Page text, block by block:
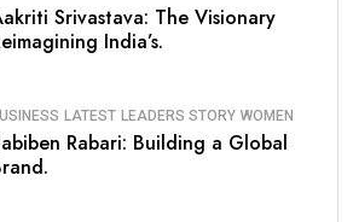
Srivastava: The Visionary
India’s.
LATEST LEADERS STORY WOMEN
Rabari: Building a Global